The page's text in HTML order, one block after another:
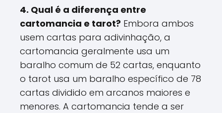
4. Qual é a diferença entre
cartomancia e tarot? Embora ambos
usem cartas para adivinhação, a
cartomancia geralmente usa um
baralho comum de 52 cartas, enquanto
o tarot usa um baralho específico de 78
cartas dividido em arcanos maiores e
menores. A cartomancia tende a ser